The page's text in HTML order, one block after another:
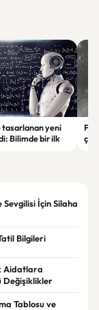
tasarlanan yeni
Bilimde bir ilk
İçin Silaha
Bilgileri
Aidatlara
Değişiklikler
Tablosu ve